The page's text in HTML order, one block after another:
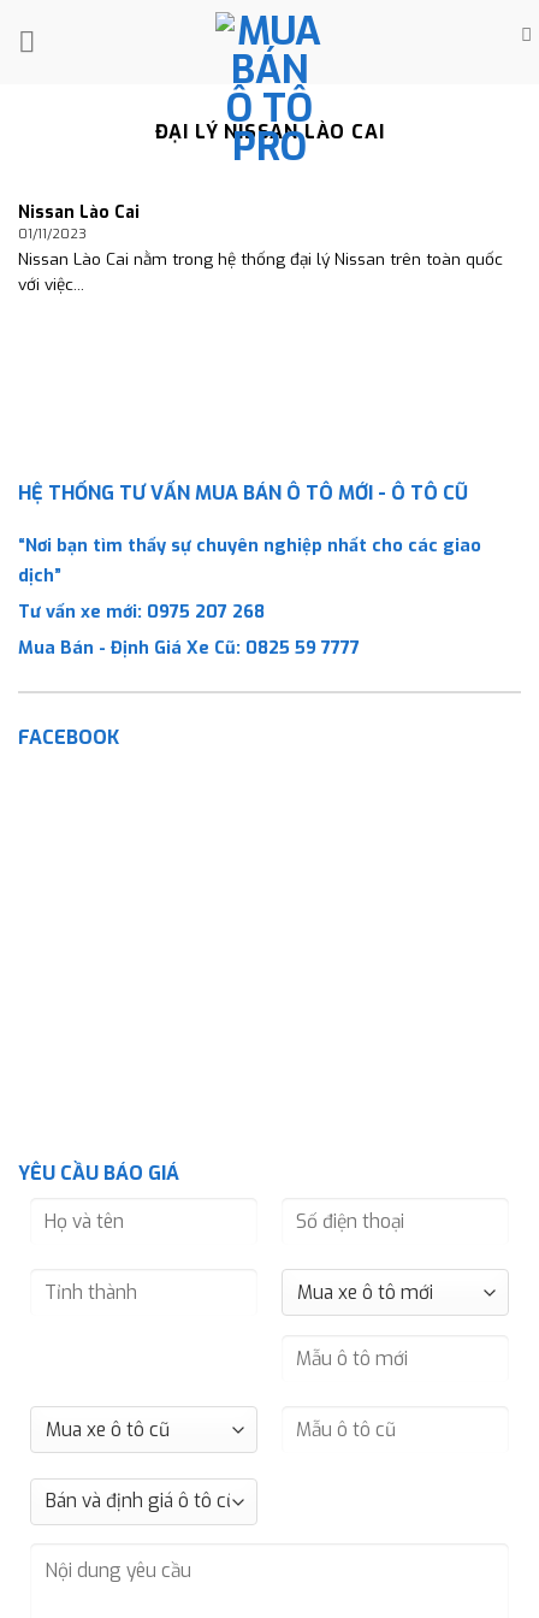
ĐẠI LÝ NISSAN LÀO CAI
Nissan Lào Cai
01/11/2023
Nissan Lào Cai nằm trong hệ thống đại lý Nissan trên toàn quốc
với việc...
HỆ THỐNG TƯ VẤN MUA BÁN Ô TÔ MỚI - Ô TÔ CŨ
“Nơi bạn tìm thấy sự chuyên nghiệp nhất cho các giao
dịch”
Tư vấn xe mới: 0975 207 268
Mua Bán - Định Giá Xe Cũ: 0825 59 7777
FACEBOOK
YÊU CẦU BÁO GIÁ